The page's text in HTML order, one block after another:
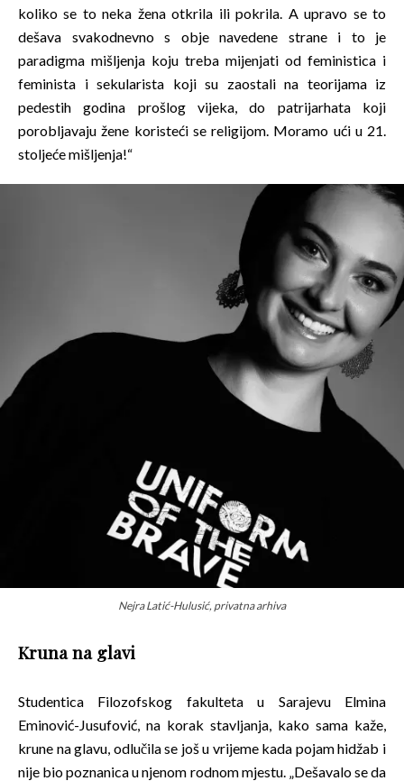
koliko se to neka žena otkrila ili pokrila. A upravo se to
dešava svakodnevno s obje navedene strane i to je
paradigma mišljenja koju treba mijenjati od feministica i
feminista i sekularista koji su zaostali na teorijama iz
pedestih godina prošlog vijeka, do patrijarhata koji
porobljavaju žene koristeći se religijom. Moramo ući u 21.
stoljeće mišljenja!“
Nejra Latić-Hulusić, privatna arhiva
Kruna na glavi
Studentica Filozofskog fakulteta u Sarajevu Elmina
Eminović-Jusufović, na korak stavljanja, kako sama kaže,
krune na glavu, odlučila se još u vrijeme kada pojam hidžab i
nije bio poznanica u njenom rodnom mjestu. „Dešavalo se da